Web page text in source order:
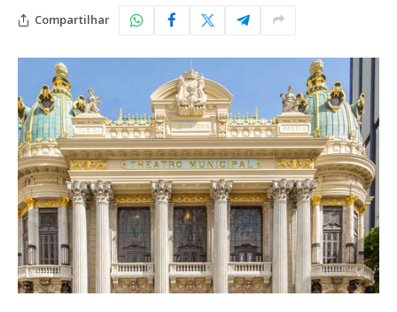
Compartilhar